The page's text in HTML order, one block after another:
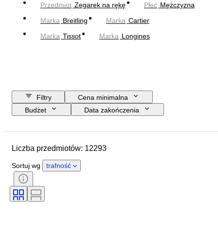
Przedmiot Zegarek na rękę Płeć Mężczyzna
Marka Breitling Marka Cartier
Marka Tissot Marka Longines
Filtry
Cena minimalna
Budżet
Data zakończenia
Długość paska zegarka
Kraj pochodzenia
Płeć
Stan
Certyfikacja
Wydanie
Liczba przedmiotów: 12293
Sortuj wg trafność